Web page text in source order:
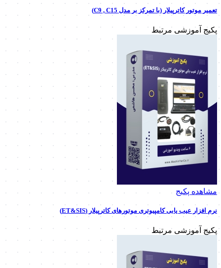
تعمیر موتور کاترپیلار (با تمرکز بر مدل C9 , C15)
پکیج آموزشی مرتبط
مشاهده پکیج
نرم افزار عیب یابی کامپیوتری موتورهای کاترپیلار (ET&SIS)
پکیج آموزشی مرتبط